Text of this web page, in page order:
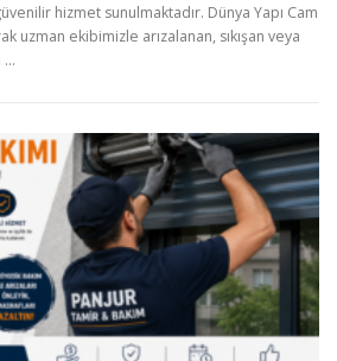
hizmet sunulmaktadır. Dünya Yapı Cam
uzman ekibimizle arızalanan, sıkışan veya
…